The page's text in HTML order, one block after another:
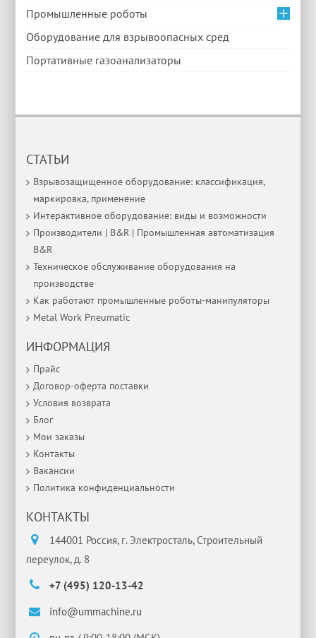
Промышленные роботы
Оборудование для взрывоопасных сред
Портативные газоанализаторы
СТАТЬИ
Взрывозащищенное оборудование: классификация,
маркировка, применение
Интерактивное оборудование: виды и возможности
Производители | B&R | Промышленная автоматизация
B&R
Техническое обслуживание оборудования на
производстве
Как работают промышленные роботы-манипуляторы
Metal Work Pneumatic
ИНФОРМАЦИЯ
Прайс
Договор-оферта поставки
Условия возврата
Блог
Мои заказы
Контакты
Вакансии
Политика конфиденциальности
КОНТАКТЫ
144001 Россия, г. Электросталь, Строительный
переулок, д. 8
+7 (495) 120-13-42
info@ummachine.ru